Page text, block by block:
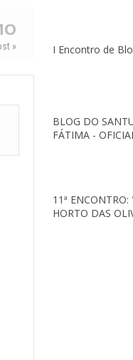
» I Encontro de
BLOG DO
FÁTIMA -
11ª ENCONTRO:
HORTO DAS